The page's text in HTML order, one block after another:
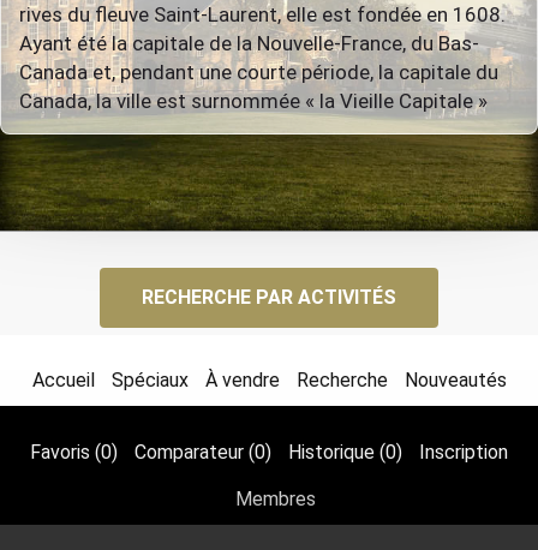
rives du fleuve Saint-Laurent, elle est fondée en 1608.
Ayant été la capitale de la Nouvelle-France, du Bas-
Canada et, pendant une courte période, la capitale du
Canada, la ville est surnommée « la Vieille Capitale »
RECHERCHE PAR ACTIVITÉS
Accueil Spéciaux À vendre Recherche Nouveautés
Favoris (0) Comparateur (0) Historique (0) Inscription
Membres